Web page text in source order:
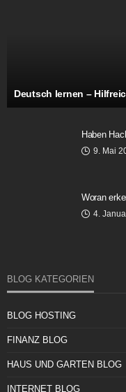
Deutsch lernen –
Haben
9. Mai
Woran
4.
BLOG KATEGORIEN
BLOG HOSTING
FINANZ BLOG
HAUS UND GARTEN BLOG
INTERNET BLOG